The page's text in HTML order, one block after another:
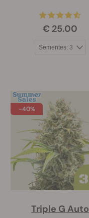
€ 25.00
-40%
Triple G Auto